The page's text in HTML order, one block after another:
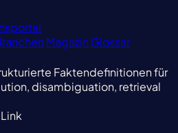
Magazin Glossar
Faktendefinitionen für
disambiguation, retrieval